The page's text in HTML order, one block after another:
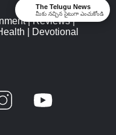
|Reviews|
Devotional
The Telugu News
మీకు నచ్చిన సైటుగా ఎంచుకోండి